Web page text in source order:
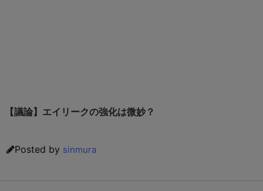
【議論】エイリークの強化は微妙？
Posted by sinmura